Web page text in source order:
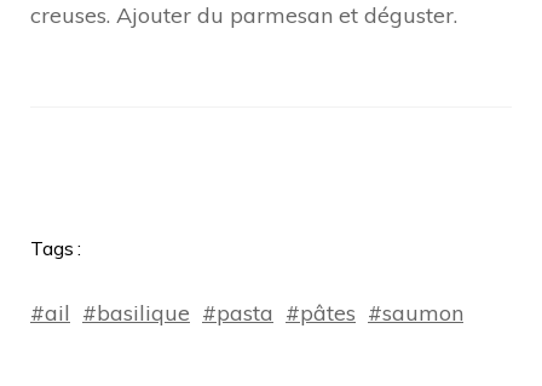
creuses. Ajouter du parmesan et déguster.
Tags
#ail #basilique #pasta #pâtes #saumon